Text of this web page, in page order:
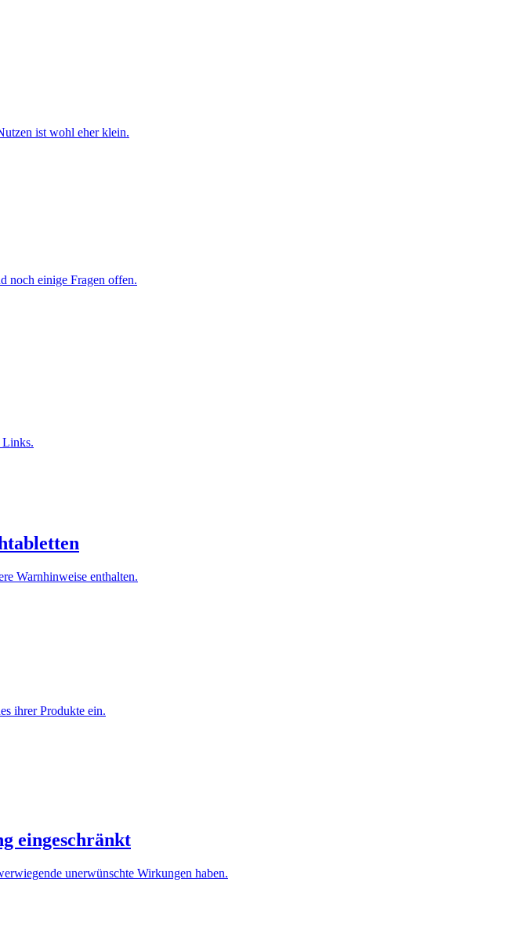
ist wohl eher klein.
noch einige Fragen offen.
Links.
Warnhinweise enthalten.
ihrer Produkte ein.
eingeschränkt
unerwünschte Wirkungen haben.